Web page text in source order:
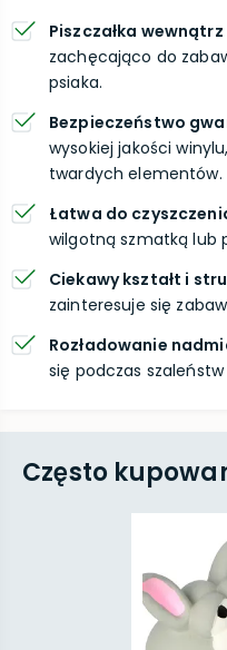
Piszczałka
zachęcająco do
psiaka.
Bezpieczeństwo
wysokiej jakości
twardych elementów.
Łatwa do
wilgotną szmatką lub
Ciekawy kształt i
zainteresuje się
Rozładowanie
się podczas
Często